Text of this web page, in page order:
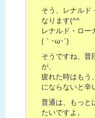
そう、レナルド
なります(^^ゞ
レナルド・ロー
(｀･ω･´)ゞ
そうですね、普
が、
疲れた時はもう
にならないと辛
普通は、もっと
たいですよ。